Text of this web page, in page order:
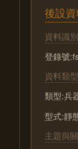
後設
資料識別
登錄號
資料類型
類型:兵
型式:靜
主題與